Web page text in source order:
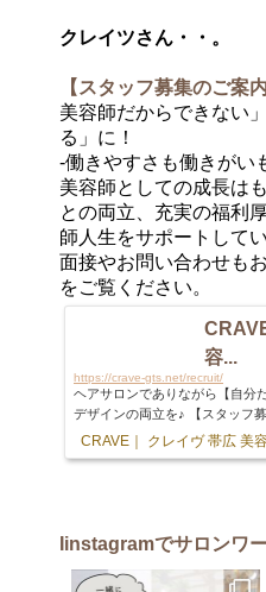
クレイツさん・・。
【スタッフ募集のご案内
美容師だからできない
る」に！
-働きやすさも働きがい
美容師としての成長は
との両立、充実の福利
師人生をサポートしてい
面接やお問い合わせも
をご覧ください。
容...
https://crave-gts.net/recruit/
ヘアサロンでありながら【自分
デザインの両立を♪ 【スタッフ募
CRAVE｜ クレイヴ 帯広 美
Iinstagramでサロンワ